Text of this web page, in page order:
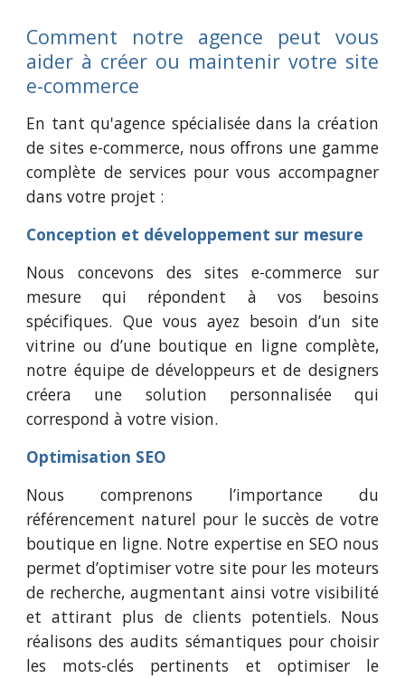
Comment notre agence peut vous
aider à créer ou maintenir votre site
e-commerce
En tant qu'agence spécialisée dans la création
de sites e-commerce, nous offrons une gamme
complète de services pour vous accompagner
dans votre projet :
Conception et développement sur mesure
Nous concevons des sites e-commerce sur
mesure qui répondent à vos besoins
spécifiques. Que vous ayez besoin d’un site
vitrine ou d’une boutique en ligne complète,
notre équipe de développeurs et de designers
créera une solution personnalisée qui
correspond à votre vision.
Optimisation SEO
Nous comprenons l’importance du
référencement naturel pour le succès de votre
boutique en ligne. Notre expertise en SEO nous
permet d’optimiser votre site pour les moteurs
de recherche, augmentant ainsi votre visibilité
et attirant plus de clients potentiels. Nous
réalisons des audits sémantiques pour choisir
les mots-clés pertinents et optimiser le